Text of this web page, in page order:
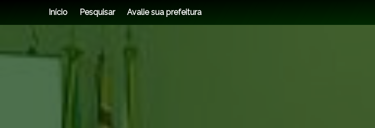
Início Pesquisar Avalie sua prefeitura